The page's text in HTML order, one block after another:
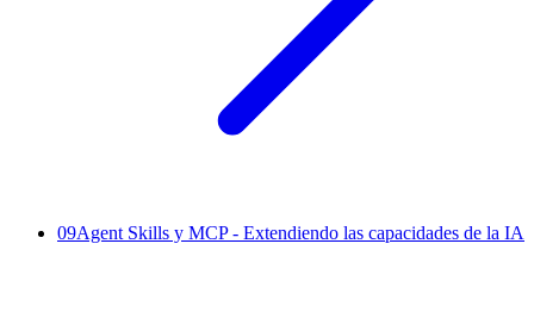
09Agent Skills y MCP - Extendiendo las capacidades de la IA